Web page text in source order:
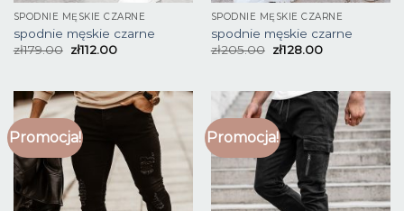
SPODNIE MĘSKIE CZARNE
spodnie męskie czarne
zł179.00 zł112.00
SPODNIE MĘSKIE CZARNE
spodnie męskie czarne
zł205.00 zł128.00
Promocja! Promocja!